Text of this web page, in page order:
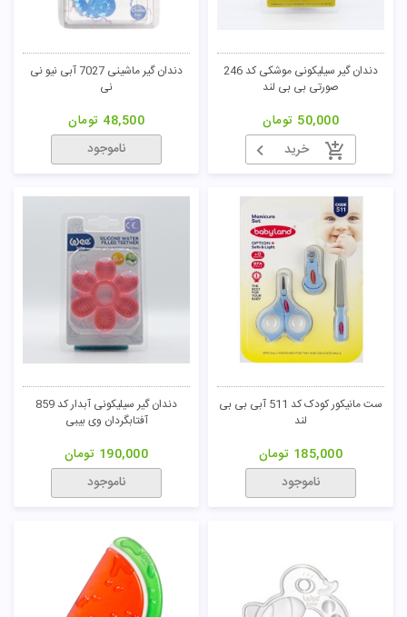
دندان گیر سیلیکونی موشکی کد 246
صورتی بی بی لند
50,000 تومان
خرید
دندان گیر ماشینی 7027 آبی نیو نی
نی
48,500 تومان
ناموجود
ست مانیکور کودک کد 511 آبی بی بی
لند
185,000 تومان
ناموجود
دندان گیر سیلیکونی آبدار کد 859
آفتابگردان وی بیبی
190,000 تومان
ناموجود